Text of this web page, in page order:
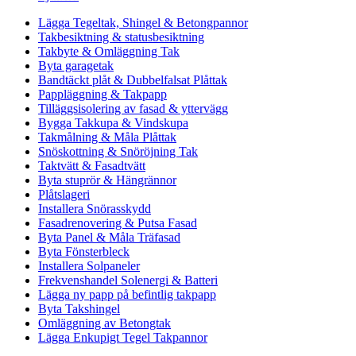
Lägga Tegeltak, Shingel & Betongpannor
Takbesiktning & statusbesiktning
Takbyte & Omläggning Tak
Byta garagetak
Bandtäckt plåt & Dubbelfalsat Plåttak
Pappläggning & Takpapp
Tilläggsisolering av fasad & yttervägg
Bygga Takkupa & Vindskupa
Takmålning & Måla Plåttak
Snöskottning & Snöröjning Tak
Taktvätt & Fasadtvätt
Byta stuprör & Hängrännor
Plåtslageri
Installera Snörasskydd
Fasadrenovering & Putsa Fasad
Byta Panel & Måla Träfasad
Byta Fönsterbleck
Installera Solpaneler
Frekvenshandel Solenergi & Batteri
Lägga ny papp på befintlig takpapp
Byta Takshingel
Omläggning av Betongtak
Lägga Enkupigt Tegel Takpannor